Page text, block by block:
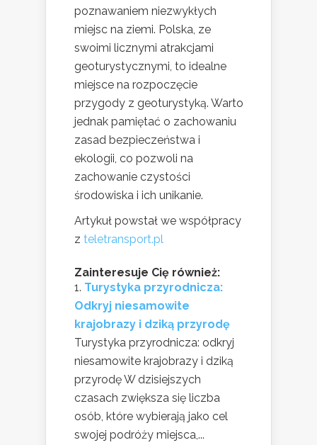
poznawaniem niezwykłych
miejsc na ziemi. Polska, ze
swoimi licznymi atrakcjami
geoturystycznymi, to idealne
miejsce na rozpoczęcie
przygody z geoturystyką. Warto
jednak pamiętać o zachowaniu
zasad bezpieczeństwa i
ekologii, co pozwoli na
zachowanie czystości
środowiska i ich unikanie.
Artykuł powstał we współpracy
z teletransport.pl
Zainteresuje Cię również:
Turystyka przyrodnicza:
Odkryj niesamowite
krajobrazy i dziką przyrodę
Turystyka przyrodnicza: odkryj
niesamowite krajobrazy i dziką
przyrodę W dzisiejszych
czasach zwiększa się liczba
osób, które wybierają jako cel
swojej podróży miejsca,...